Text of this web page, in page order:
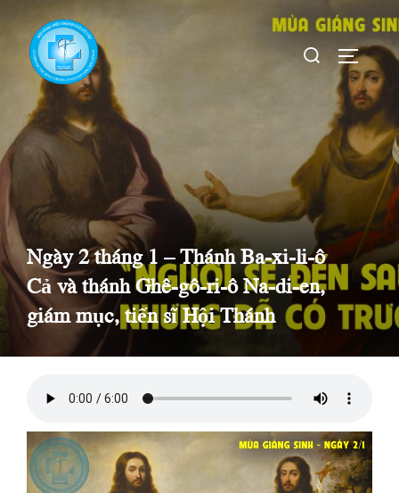
content
Search
Ngày 2 tháng 1 – Thánh Ba-xi-li-ô
Cả và thánh Ghê-gô-ri-ô Na-di-en,
giám mục, tiến sĩ Hội Thánh